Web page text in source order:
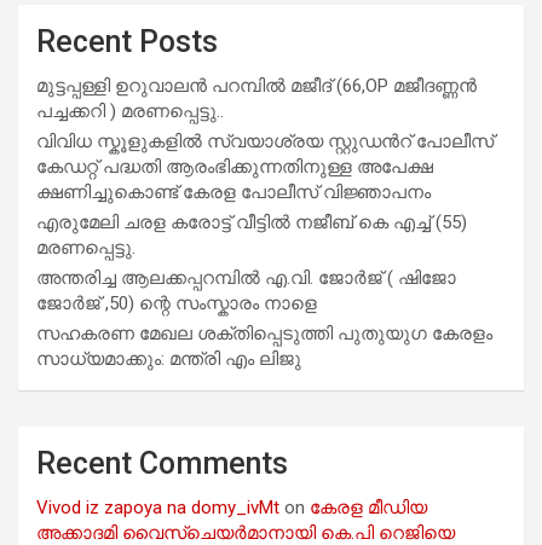
Recent Posts
മുട്ടപ്പള്ളി ഉറുവാലൻ പറമ്പിൽ മജീദ് (66,OP മജീദണ്ണൻ
പച്ചക്കറി ) മരണപ്പെട്ടു..
വിവിധ സ്കൂളുകളില്‍ സ്വയാശ്രയ സ്റ്റുഡന്‍റ് പോലീസ്
കേഡറ്റ് പദ്ധതി ആരംഭിക്കുന്നതിനുള്ള അപേക്ഷ
ക്ഷണിച്ചുകൊണ്ട് കേരള പോലീസ് വിജ്ഞാപനം
എരുമേലി ചരള കരോട്ട് വീട്ടിൽ നജീബ് കെ എച്ച് (55)
മരണപ്പെട്ടു.
അന്തരിച്ച ആ​ല​ക്ക​പ്പ​റമ്പിൽ​ എ.​വി. ജോ​ർ​ജ് ( ഷിജോ
ജോർജ് ,50) ന്റെ സംസ്കാരം നാളെ
സഹകരണ മേഖല ശക്തിപ്പെടുത്തി പുതുയുഗ കേരളം
സാധ്യമാക്കും: മന്ത്രി എം ലിജു
Recent Comments
Vivod iz zapoya na domy_ivMt on കേരള മീഡിയ
അക്കാദമി വൈസ്ചെയർമാനായി കെ.പി റെജിയെ